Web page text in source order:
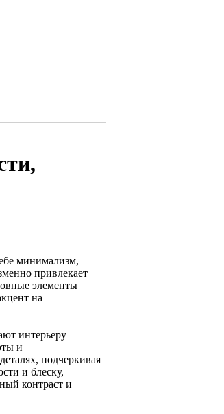
минимализм,
привлекает
элементы
на
интерьеру
и
подчеркивая
и блеску,
контраст и